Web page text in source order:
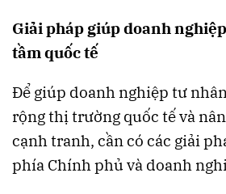
Giải pháp giúp doanh
tầm quốc tế
Để giúp doanh nghiệp tư
rộng thị trường quốc tế và
cạnh tranh, cần có các giải
phía Chính phủ và doanh